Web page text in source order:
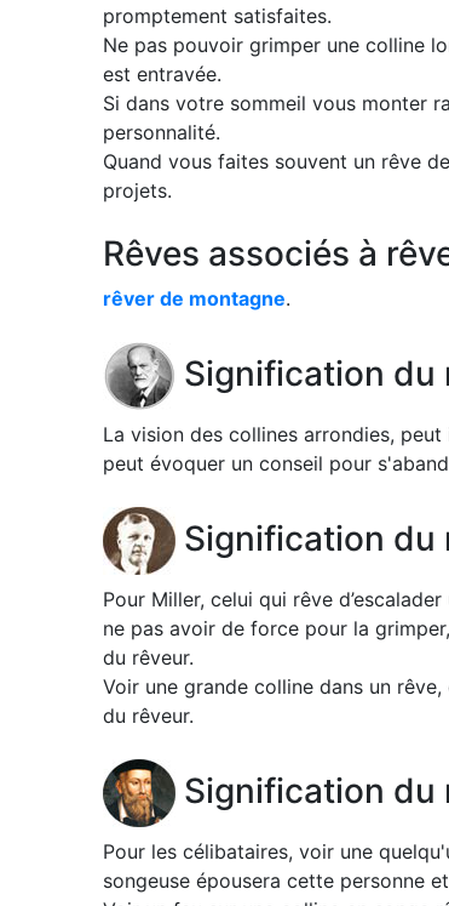
promptement satisfaites.
Ne pas pouvoir grimper une colline
est entravée.
Si dans votre sommeil vous monter
personnalité.
Quand vous faites souvent un rêve
projets.
Rêves associés à
rêver de montagne.
Signification du
La vision des collines arrondies,
peut évoquer un conseil pour
Signification du
Pour Miller, celui qui rêve
ne pas avoir de force pour la
du rêveur.
Voir une grande colline dans un
du rêveur.
Signification du
Pour les célibataires, voir une
songeuse épousera cette personne